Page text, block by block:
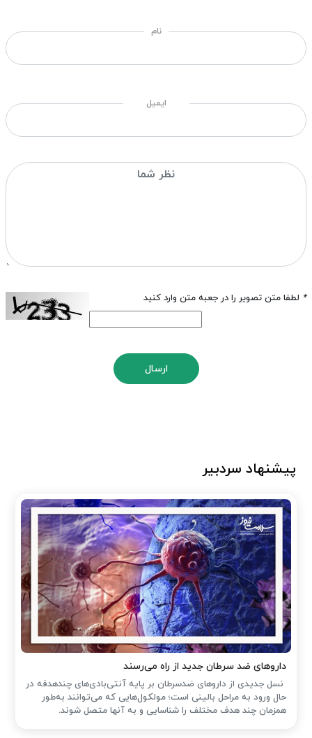
نام
ایمیل
* لطفا متن تصویر را در جعبه متن وارد کنید
ارسال
پیشنهاد سردبیر
داروهای ضد سرطان جدید از راه می‌رسند
نسل جدیدی از داروهای ضدسرطان بر پایه آنتی‌بادی‌های چندهدفه در
حال ورود به مراحل بالینی است؛ مولکول‌هایی که می‌توانند به‌طور
همزمان چند هدف مختلف را شناسایی و به آنها متصل شوند.